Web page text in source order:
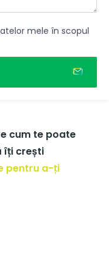
mele în scopul
cum te poate
îți crești
pentru a-ți